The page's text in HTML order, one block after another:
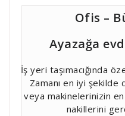
Ofis –
Ayazağa
İş yeri taşımacığında
Zamanı en iyi şekilde
veya makinelerinizin en
nakillerini